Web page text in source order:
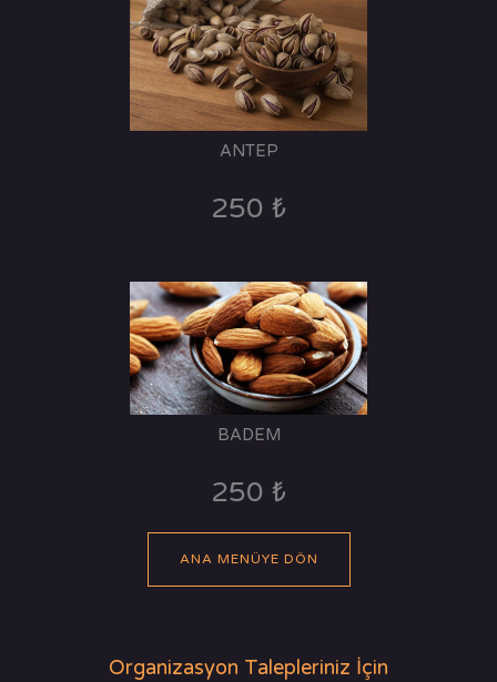
ANTEP
250 ₺
BADEM
250 ₺
ANA MENÜYE DÖN
Organizasyon Talepleriniz İçin